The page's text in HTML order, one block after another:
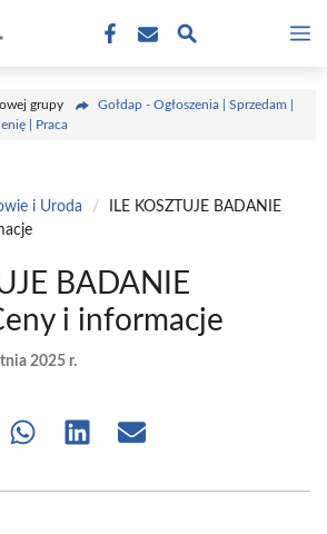
grupy
Gołdap - Ogłoszenia | Sprzedam |
| Praca
i Uroda /
ILE KOSZTUJE BADANIE
BADANIE
i informacje
2025 r.
Share Share Share